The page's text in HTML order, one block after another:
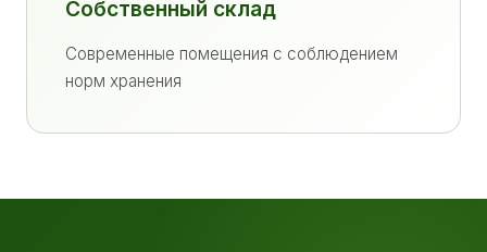
Собственный склад
Современные помещения с соблюдением
норм хранения